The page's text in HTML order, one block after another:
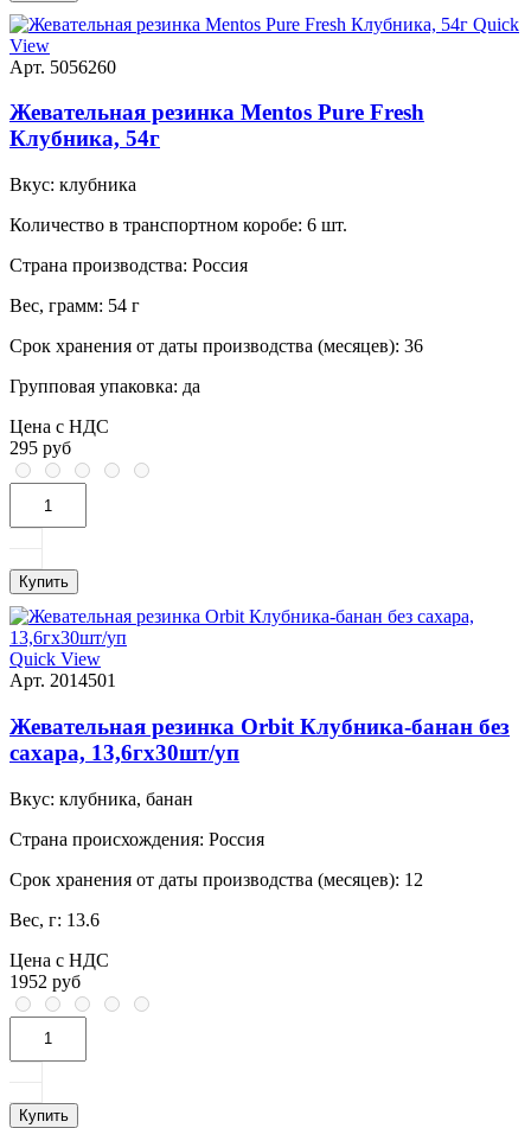
Quick
View
Арт. 5056260
Жевательная резинка Mentos Pure Fresh
Клубника, 54г
Вкус: клубника
Количество в транспортном коробе: 6 шт.
Страна производства: Россия
Вес, грамм: 54 г
Срок хранения от даты производства (месяцев): 36
Групповая упаковка: да
Цена с НДС
295 руб
Купить
Quick View
Арт. 2014501
Жевательная резинка Orbit Клубника-банан без
сахара, 13,6гх30шт/уп
Вкус: клубника, банан
Страна происхождения: Россия
Срок хранения от даты производства (месяцев): 12
Вес, г: 13.6
Цена с НДС
1952 руб
Купить